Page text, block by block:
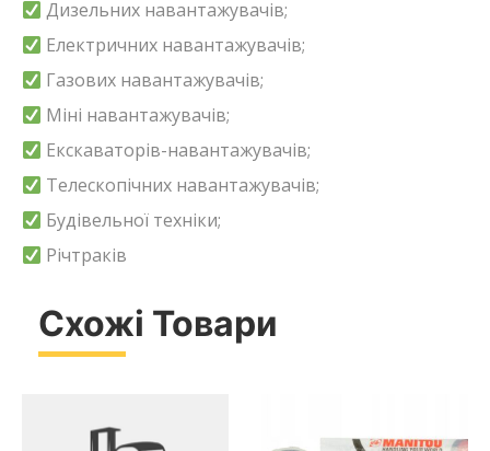
Дизельних навантажувачів;
Електричних навантажувачів;
Газових навантажувачів;
Міні навантажувачів;
Екскаваторів-навантажувачів;
Телескопічних навантажувачів;
Будівельної техніки;
Річтраків
Схожі Товари